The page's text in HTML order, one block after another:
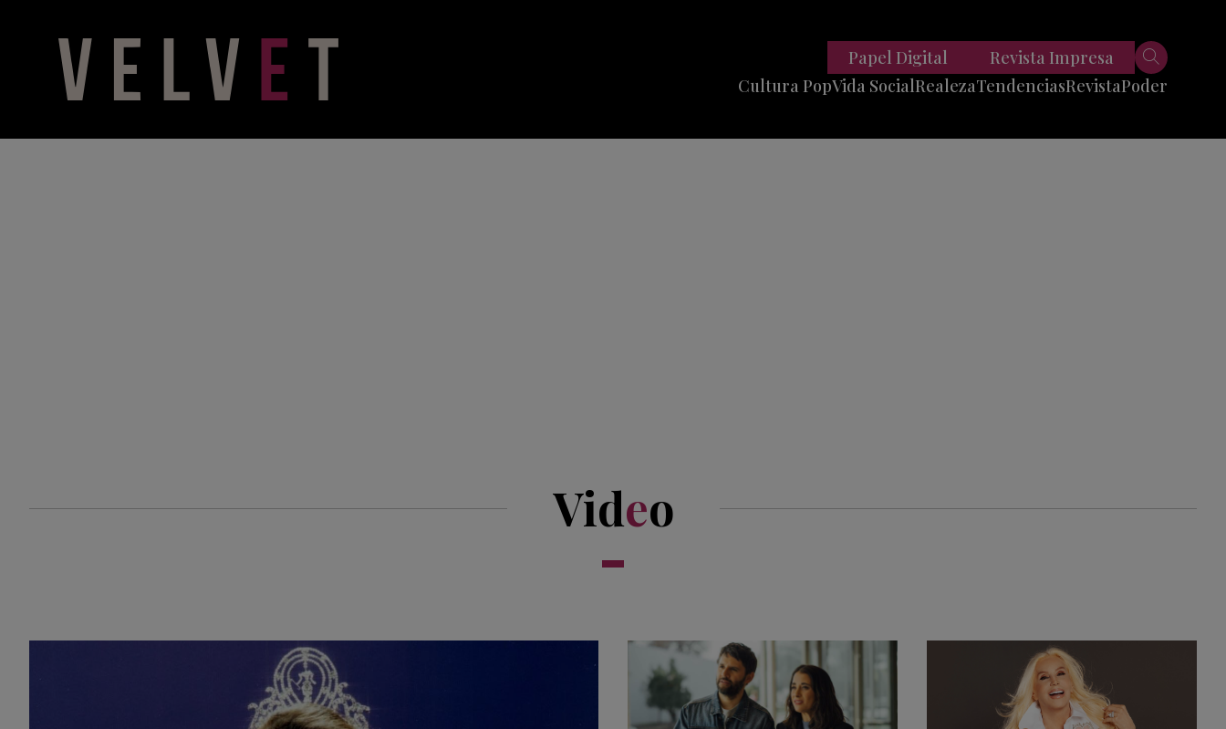
Cultura PopVida SocialRealezaTendenciasRevistaPoder
Papel Digital Revista Impresa
Video